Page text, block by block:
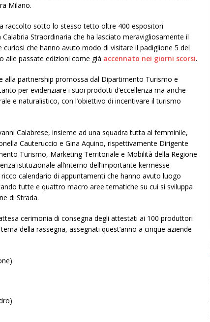
Milano.
raccolto sotto lo stesso tetto oltre 400 espositori
Straordinaria che ha lasciato meravigliosamente il
che hanno avuto modo di visitare il padiglione 5 del
passate edizioni come già accennato nei giorni scorsi.
alla partnership promossa dal Dipartimento Turismo e
per evidenziare i suoi prodotti d’eccellenza ma anche
e naturalistico, con l’obiettivo di incentivare il turismo
Calabrese, insieme ad una squadra tutta al femminile,
Cauteruccio e Gina Aquino, rispettivamente Dirigente
Turismo, Marketing Territoriale e Mobilità della Regione
istituzionale all’interno dell’importante kermesse
calendario di appuntamenti che hanno avuto luogo
tutte e quattro macro aree tematiche su cui si sviluppa
di Strada.
cerimonia di consegna degli attestati ai 100 produttori
della rassegna, assegnati quest’anno a cinque aziende